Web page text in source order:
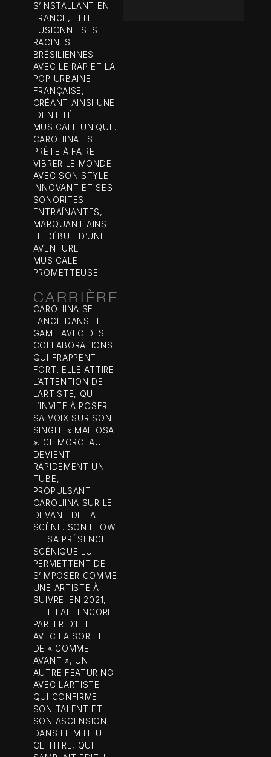
S’INSTALLANT EN
FRANCE, ELLE
FUSIONNE SES
RACINES
BRÉSILIENNES
AVEC LE RAP ET LA
POP URBAINE
FRANÇAISE,
CRÉANT AINSI UNE
IDENTITÉ
MUSICALE UNIQUE.
CAROLIINA EST
PRÊTE À FAIRE
VIBRER LE MONDE
AVEC SON STYLE
INNOVANT ET SES
SONORITÉS
ENTRAÎNANTES,
MARQUANT AINSI
LE DÉBUT D’UNE
AVENTURE
MUSICALE
PROMETTEUSE.
CARRIÈRE
CAROLIINA SE
LANCE DANS LE
GAME AVEC DES
COLLABORATIONS
QUI FRAPPENT
FORT. ELLE ATTIRE
L’ATTENTION DE
LARTISTE, QUI
L’INVITE À POSER
SA VOIX SUR SON
SINGLE « MAFIOSA
». CE MORCEAU
DEVIENT
RAPIDEMENT UN
TUBE,
PROPULSANT
CAROLIINA SUR LE
DEVANT DE LA
SCÈNE. SON FLOW
ET SA PRÉSENCE
SCÉNIQUE LUI
PERMETTENT DE
S’IMPOSER COMME
UNE ARTISTE À
SUIVRE. EN 2021,
ELLE FAIT ENCORE
PARLER D’ELLE
AVEC LA SORTIE
DE « COMME
AVANT », UN
AUTRE FEATURING
AVEC LARTISTE
QUI CONFIRME
SON TALENT ET
SON ASCENSION
DANS LE MILIEU.
CE TITRE, QUI